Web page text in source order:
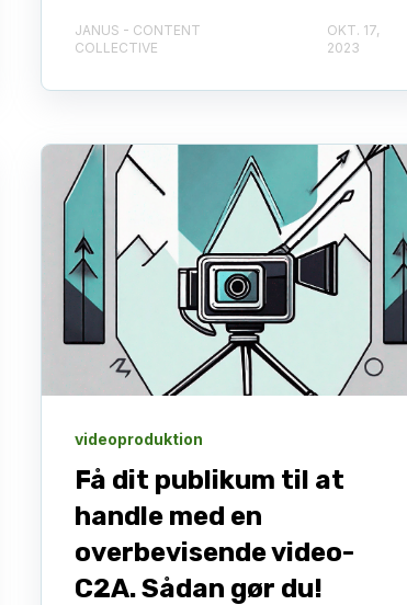
JANUS - CONTENT
COLLECTIVE
OKT. 17,
2023
videoproduktion
Få dit publikum til at
handle med en
overbevisende video-
C2A. Sådan gør du!